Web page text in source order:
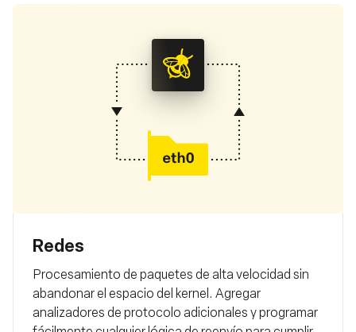
Redes
Procesamiento de paquetes de alta velocidad sin
abandonar el espacio del kernel. Agregar
analizadores de protocolo adicionales y programar